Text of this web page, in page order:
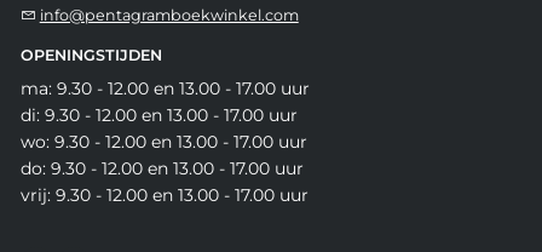
info@pentagramboekwinkel.com
OPENINGSTIJDEN
ma: 9.30 - 12.00 en 13.00 - 17.00 uur
di: 9.30 - 12.00 en 13.00 - 17.00 uur
wo: 9.30 - 12.00 en 13.00 - 17.00 uur
do: 9.30 - 12.00 en 13.00 - 17.00 uur
vrij: 9.30 - 12.00 en 13.00 - 17.00 uur